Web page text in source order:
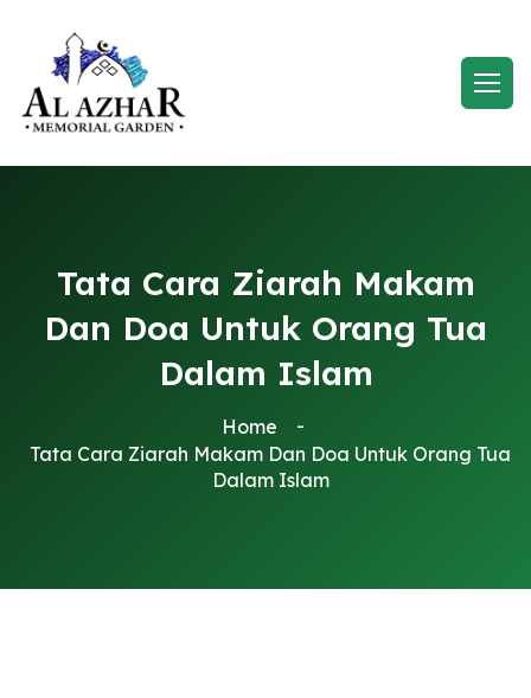
Tata Cara Ziarah Makam
Dan Doa Untuk Orang Tua
Dalam Islam
Home
Tata Cara Ziarah Makam Dan Doa Untuk Orang Tua
Dalam Islam